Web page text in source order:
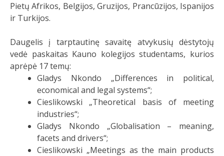
Pietų Afrikos, Belgijos, Gruzijos, Prancūzijos, Ispanijos
ir Turkijos.
Daugelis į tarptautinę savaitę atvykusių dėstytojų
vedė paskaitas Kauno kolegijos studentams, kurios
aprėpė 17 temų:
Gladys Nkondo „Differences in political,
economical and legal systems“;
Cieslikowski „Theoretical basis of meeting
industries“;
Gladys Nkondo „Globalisation – meaning,
facets and drivers“;
Cieslikowski „Meetings as the main products